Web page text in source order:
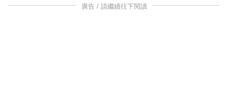
廣告 / 請繼續往下閱讀